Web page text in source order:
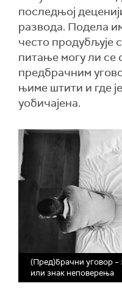
последњој
развода. Подела
често продубљује
питање могу ли се
предбрачним
њиме штити и где
уобичајена.
(Пред)брачни уговор –
или знак неповерења